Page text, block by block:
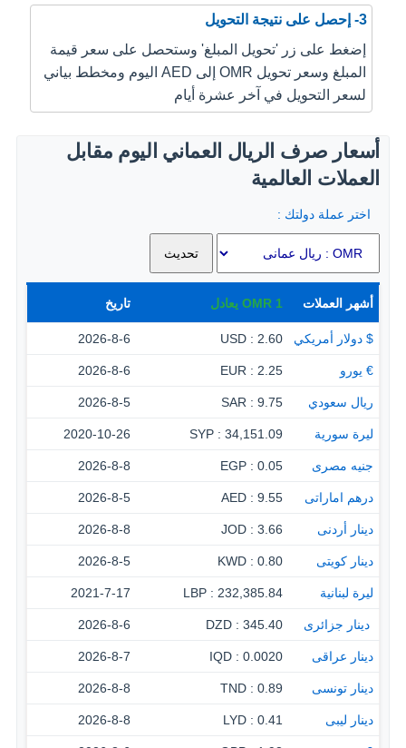
3- إحصل على نتيجة التحويل
إضغط على زر 'تحويل المبلغ' وستحصل على سعر قيمة
المبلغ وسعر تحويل OMR إلى AED اليوم ومخطط بياني
لسعر التحويل في آخر عشرة أيام
أسعار صرف الريال العماني اليوم مقابل
العملات العالمية
اختر عملة دولتك :
أشهر العملات 1
OMR يعادل تاريخ
$ دولار أمريكي 2.60 : USD
2026-8-6
€ يورو 2.25 : EUR
2026-8-6
ريال سعودي 9.75 : SAR
2026-8-5
ليرة سورية 34,151.09 : SYP
2020-10-26
جنيه مصرى 0.05 : EGP
2026-8-8
درهم اماراتى 9.55 : AED
2026-8-5
دينار أردنى 3.66 : JOD
2026-8-8
دينار كويتى 0.80 : KWD
2026-8-5
ليرة لبنانية 232,385.84 : LBP
2021-7-17
‏ دينار جزائرى 345.40 : DZD
2026-8-6
دينار عراقى 0.0020 : IQD
2026-8-7
دينار تونسى 0.89 : TND
2026-8-8
دينار ليبى 0.41 : LYD
2026-8-8